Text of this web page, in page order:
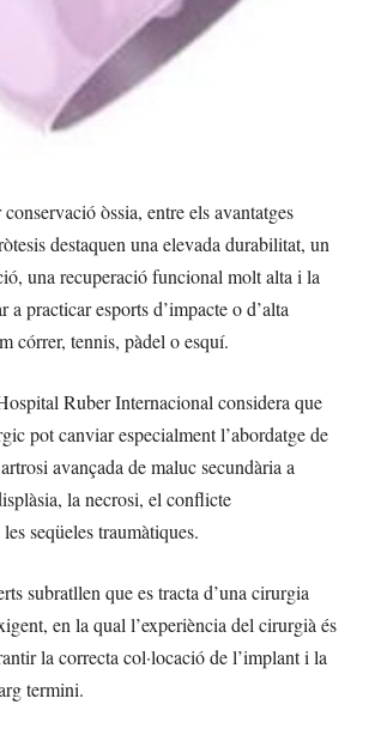
òssia, entre els avantatges
destaquen una elevada durabilitat, un
una recuperació funcional molt alta i la
a practicar esports d’impacte o d’alta
córrer, tennis, pàdel o esquí.
Ruber Internacional considera que
pot canviar especialment l’abordatge de
avançada de maluc secundària a
la necrosi, el conflicte
seqüeles traumàtiques.
subratllen que es tracta d’una cirurgia
en la qual l’experiència del cirurgià és
la correcta col·locació de l’implant i la
termini.